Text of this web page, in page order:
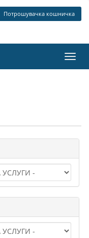
Потрошувачка кошничка
ја